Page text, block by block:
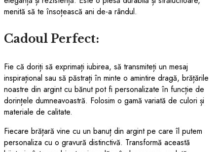
menită să te însoțească ani de-a rândul.
Cadoul Perfect:
Fie că doriți să exprimați iubirea, să transmiteți un mesaj
inspirațional sau să păstrați în minte o amintire dragă, brățările
noastre din argint cu bănut pot fi personalizate în funcție de
dorințele dumneavoastră. Folosim o gamă variată de culori și
materiale de calitate.
Fiecare brățară vine cu un banuț din argint pe care îl putem
personaliza cu o gravură distinctivă. Transformă această